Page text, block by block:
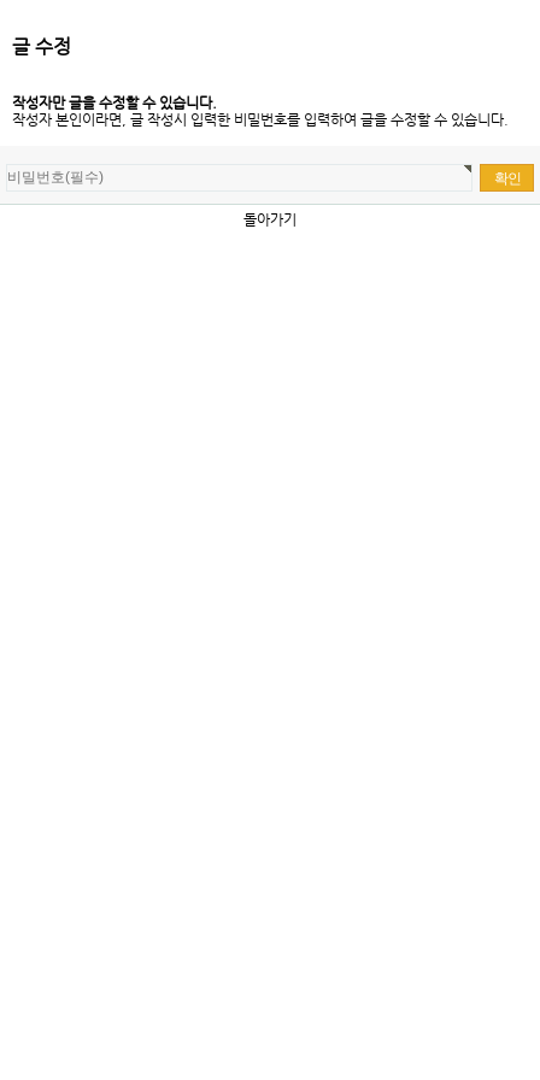
글 수정
작성자만 글을 수정할 수 있습니다.
작성자 본인이라면, 글 작성시 입력한 비밀번호를 입력하여 글을 수정할 수 있습니다.
돌아가기